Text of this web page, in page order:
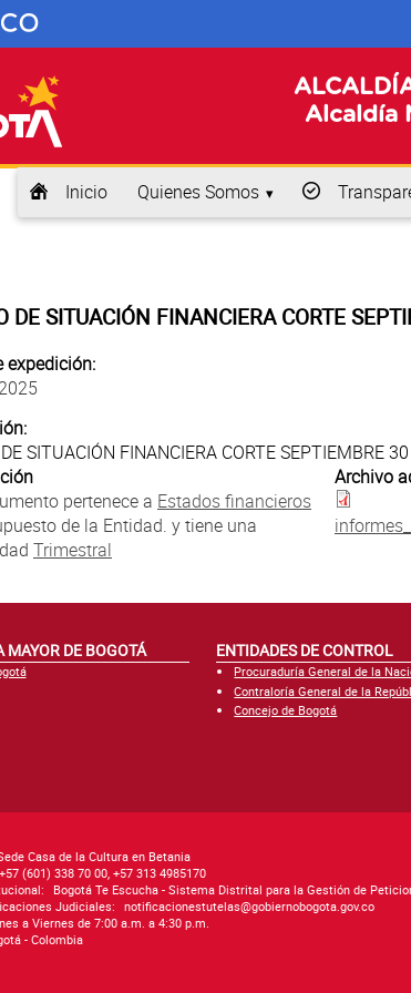
Alcaldía
Inicio Quienes Somos
está aquí
DE SITUACIÓN FINANCIERA CORTE
expedición:
SITUACIÓN FINANCIERA CORTE SEPTIEMBRE
pertenece a Estados financieros
de la Entidad. y tiene una
Trimestral
Archivo
MAYOR DE BOGOTÁ ENTIDADES DE CONTROL
Procuraduría General de la
Contraloría General de la
Concejo de Bogotá
Casa de la Cultura en Betania
+57 (601) 338 70 00, +57 313 4985170
Bogotá Te Escucha - Sistema Distrital para la Gestión de
Judiciales: notificacionestutelas@gobiernobogota.gov.co
a Viernes de 7:00 a.m. a 4:30 p.m.
- Colombia